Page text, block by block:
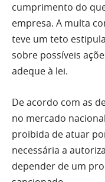
cumprimento do
empresa. A multa
teve um teto
sobre possíveis
adeque à lei.
De acordo com as
no mercado
proibida de atuar
necessária a
depender de um